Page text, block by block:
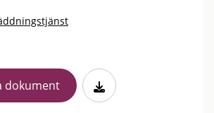
dokument